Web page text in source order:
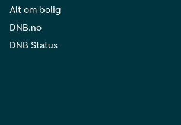
Alt om bolig
DNB.no
DNB Status